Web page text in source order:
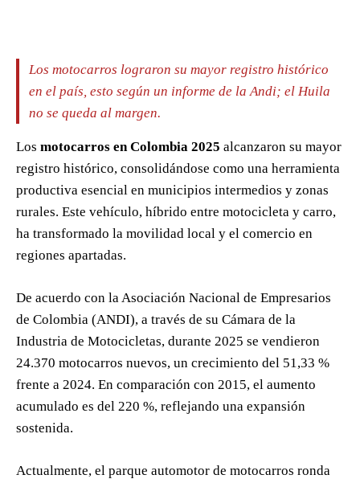
Los motocarros lograron su mayor registro histórico
en el país, esto según un informe de la Andi; el Huila
no se queda al margen.
Los motocarros en Colombia 2025 alcanzaron su mayor
registro histórico, consolidándose como una herramienta
productiva esencial en municipios intermedios y zonas
rurales. Este vehículo, híbrido entre motocicleta y carro,
ha transformado la movilidad local y el comercio en
regiones apartadas.
De acuerdo con la Asociación Nacional de Empresarios
de Colombia (ANDI), a través de su Cámara de la
Industria de Motocicletas, durante 2025 se vendieron
24.370 motocarros nuevos, un crecimiento del 51,33 %
frente a 2024. En comparación con 2015, el aumento
acumulado es del 220 %, reflejando una expansión
sostenida.
Actualmente, el parque automotor de motocarros ronda